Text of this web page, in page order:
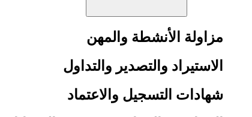
مزاولة الأنشطة والمهن
الاستيراد والتصدير والتداول
شهادات التسجيل والاعتماد